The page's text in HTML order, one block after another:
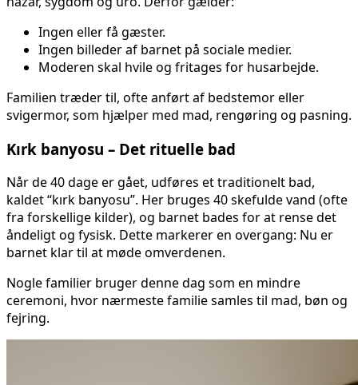
Ingen eller få gæster.
Ingen billeder af barnet på sociale medier.
Moderen skal hvile og fritages for husarbejde.
Familien træder til, ofte anført af bedstemor eller
svigermor, som hjælper med mad, rengøring og pasning.
Kırk banyosu – Det rituelle bad
Når de 40 dage er gået, udføres et traditionelt bad,
kaldet “kırk banyosu”. Her bruges 40 skefulde vand (ofte
fra forskellige kilder), og barnet bades for at rense det
åndeligt og fysisk. Dette markerer en overgang: Nu er
barnet klar til at møde omverdenen.
Nogle familier bruger denne dag som en mindre
ceremoni, hvor nærmeste familie samles til mad, bøn og
fejring.